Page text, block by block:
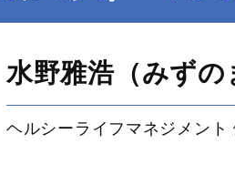
水野雅浩（みずの
ヘルシーライフマネジメン